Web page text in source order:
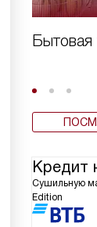
Бытовая
Кредит
Сушильную
Edition